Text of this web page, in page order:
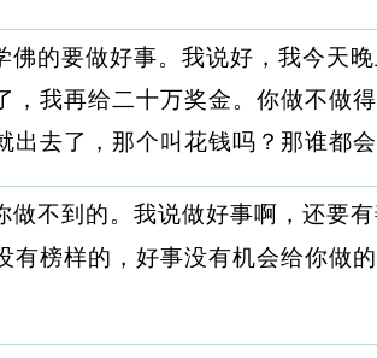
佛的要做好事。我说好，我今天
，我再给二十万奖金。你做不做
去了，那个叫花钱吗？那谁都会
不到的。我说做好事啊，还要
有榜样的，好事没有机会给你做